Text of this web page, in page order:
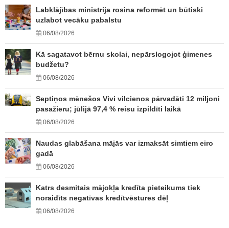
Labklājības ministrija rosina reformēt un būtiski
uzlabot vecāku pabalstu
06/08/2026
Kā sagatavot bērnu skolai, nepārslogojot ģimenes
budžetu?
06/08/2026
Septiņos mēnešos Vivi vilcienos pārvadāti 12 miljoni
pasažieru; jūlijā 97,4 % reisu izpildīti laikā
06/08/2026
Naudas glabāšana mājās var izmaksāt simtiem eiro
gadā
06/08/2026
Katrs desmitais mājokļa kredīta pieteikums tiek
noraidīts negatīvas kredītvēstures dēļ
06/08/2026